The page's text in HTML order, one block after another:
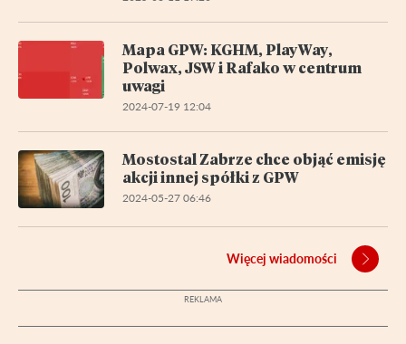
Mapa GPW: KGHM, PlayWay,
Polwax, JSW i Rafako w centrum
uwagi
2024-07-19 12:04
Mostostal Zabrze chce objąć emisję
akcji innej spółki z GPW
2024-05-27 06:46
Więcej wiadomości